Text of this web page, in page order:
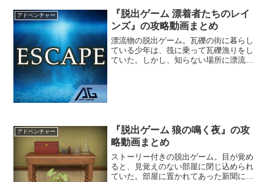
わせることもできるぞ。セキュリティ万
全な金庫室から脱出することはできるだ
ろうか。
アドベンチャー
『脱出ゲーム 漂着者たちのレイ
ンズ』の攻略動画まとめ
漂流物の脱出ゲーム。瓦礫の街に暮らし
ている少年は、筏に乗って瓦礫漁りをし
ていた。しかし、知らない場所に漂流し
アドベンチャー
『脱出ゲーム 狼の鳴く夜』の攻
略動画まとめ
ストーリー付きの脱出ゲーム。目が覚め
ると、見覚えのない部屋に閉じ込められ
ていた。部屋に置かれてあった新聞に